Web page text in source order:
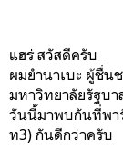
แฮร่ สวัสดีครับ
ผมยำนาเบะ ผู้ชื่
มหาวิทยาลัยรัฐบ
วันนี้มาพบกันที่พา
ท3) กันดีกว่าครับ